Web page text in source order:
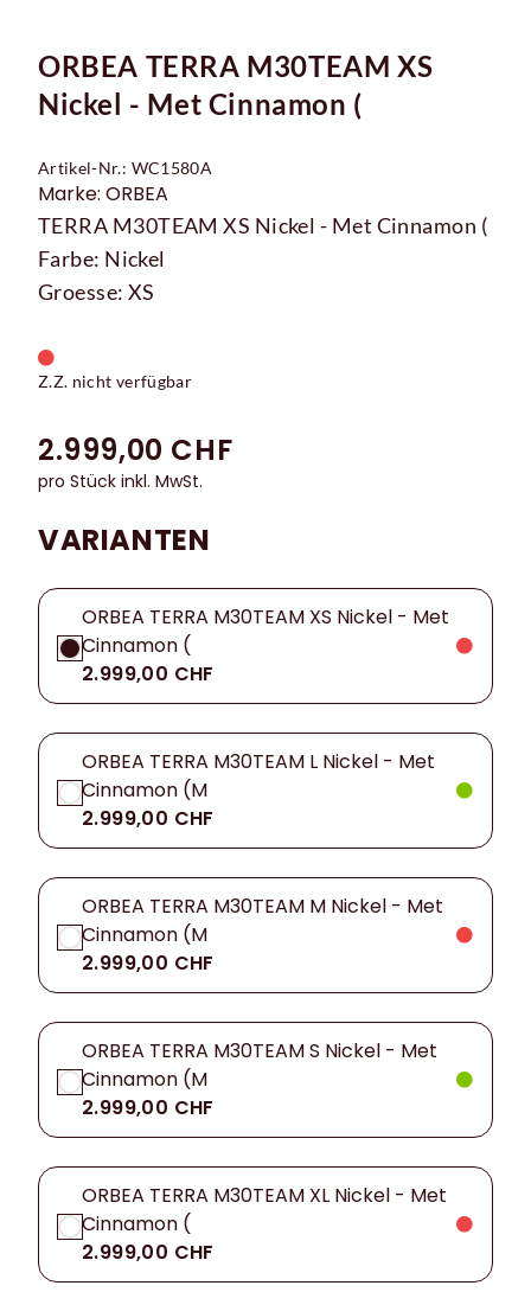
ORBEA TERRA M30TEAM XS
Nickel - Met Cinnamon (
Artikel-Nr.: WC1580A
Marke: ORBEA
TERRA M30TEAM XS Nickel - Met Cinnamon (
Farbe: Nickel
Groesse: XS
Z.Z. nicht verfügbar
2.999,00 CHF
pro Stück inkl. MwSt.
VARIANTEN
ORBEA TERRA M30TEAM XS Nickel - Met
Cinnamon (
2.999,00 CHF
ORBEA TERRA M30TEAM L Nickel - Met
Cinnamon (M
2.999,00 CHF
ORBEA TERRA M30TEAM M Nickel - Met
Cinnamon (M
2.999,00 CHF
ORBEA TERRA M30TEAM S Nickel - Met
Cinnamon (M
2.999,00 CHF
ORBEA TERRA M30TEAM XL Nickel - Met
Cinnamon (
2.999,00 CHF